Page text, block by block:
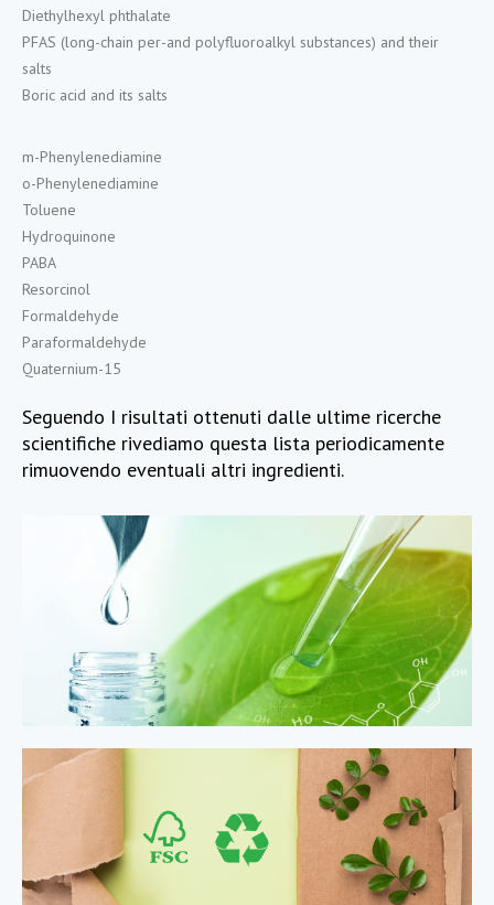
Diethylhexyl phthalate
PFAS (long-chain per-and polyfluoroalkyl substances) and their
salts
Boric acid and its salts
m-Phenylenediamine
o-Phenylenediamine
Toluene
Hydroquinone
PABA
Resorcinol
Formaldehyde
Paraformaldehyde
Quaternium-15
Seguendo I risultati ottenuti dalle ultime ricerche
scientifiche rivediamo questa lista periodicamente
rimuovendo eventuali altri ingredienti.